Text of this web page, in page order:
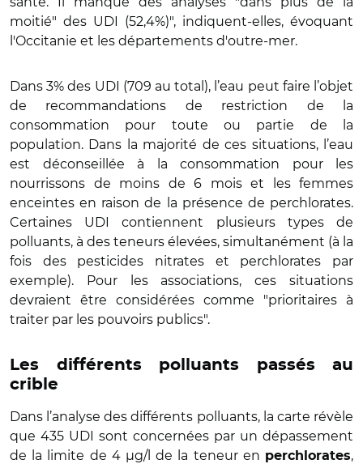
moitié" des UDI (52,4%)", indiquent-elles, évoquant
l'Occitanie et les départements d'outre-mer.
Dans 3% des UDI (709 au total), l’eau peut faire l’objet
de recommandations de restriction de la
consommation pour toute ou partie de la
population. Dans la majorité de ces situations, l’eau
est déconseillée à la consommation pour les
nourrissons de moins de 6 mois et les femmes
enceintes en raison de la présence de perchlorates.
Certaines UDI contiennent plusieurs types de
polluants, à des teneurs élevées, simultanément (à la
fois des pesticides nitrates et perchlorates par
exemple). Pour les associations, ces situations
devraient être considérées comme "prioritaires à
traiter par les pouvoirs publics".
Les différents polluants passés au
crible
Dans l’analyse des différents polluants, la carte révèle
que 435 UDI sont concernées par un dépassement
de la limite de 4 µg/l de la teneur en perchlorates,